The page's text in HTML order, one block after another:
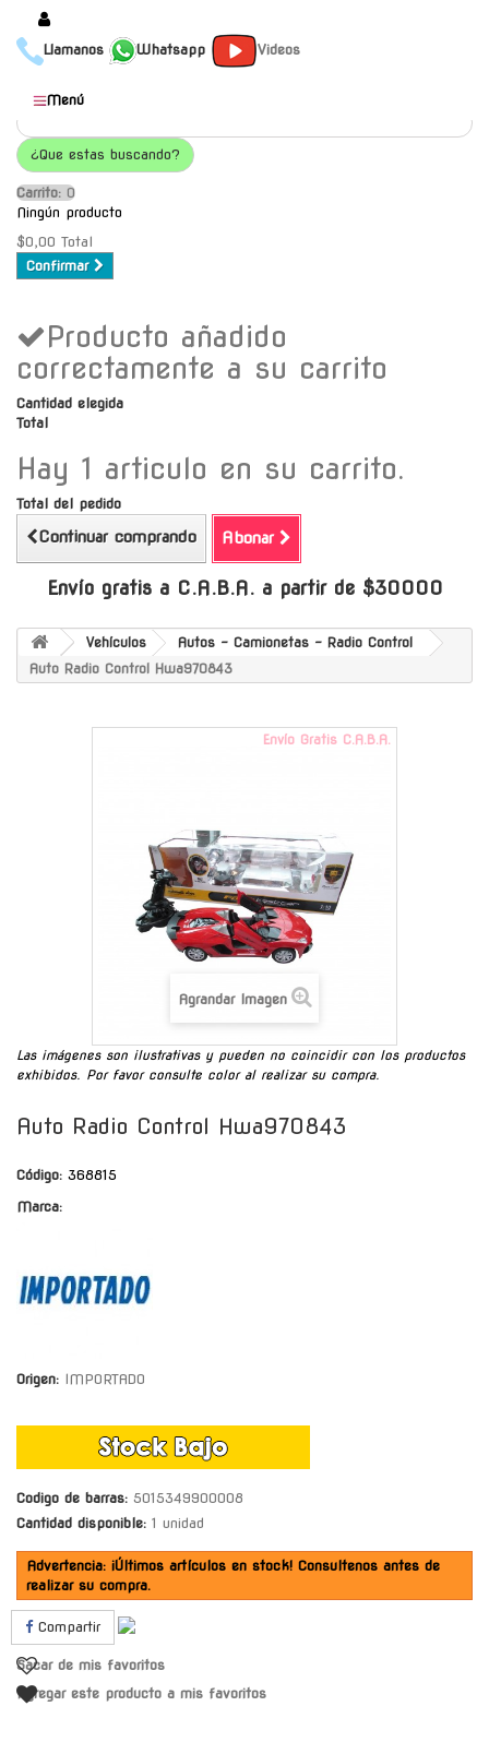
Llamanos Whatsapp Videos
Productos
Populares
Categorías
Marcas
Mayoristas
Contacto
Envío gratis a C.A.B.A. a
partir de $30000
Menú
¿Que estas buscando?
Carrito: O
Ningún producto
$0,00 Total
Confirmar
Producto añadido
correctamente a su carrito
Cantidad elegida
Total
Hay 1 articulo en su carrito.
Total del pedido
Continuar comprando Abonar
Envío gratis a C.A.B.A. a partir de $30000
Vehículos
Autos - Camionetas - Radio Control
Auto Radio Control Hwa970843
Envío Gratis C.A.B.A.
Agrandar Imagen
Las imágenes son ilustrativas y pueden no coincidir con los productos
exhibidos. Por favor consulte color al realizar su compra.
Auto Radio Control Hwa970843
Código: 368815
Marca:
Origen: IMPORTADO
Codigo de barras: 5015349900008
Cantidad disponible: 1 unidad
Advertencia: ¡Últimos artículos en stock! Consultenos antes de
realizar su compra.
Compartir
Sacar de mis favoritos
Agregar este producto a mis favoritos